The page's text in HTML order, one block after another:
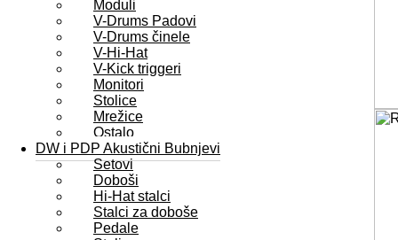
Moduli
V-Drums Padovi
V-Drums činele
V-Hi-Hat
V-Kick triggeri
Monitori
Stolice
Mrežice
Ostalo
DW i PDP Akustični Bubnjevi
Setovi
Doboši
Hi-Hat stalci
Stalci za doboše
Pedale